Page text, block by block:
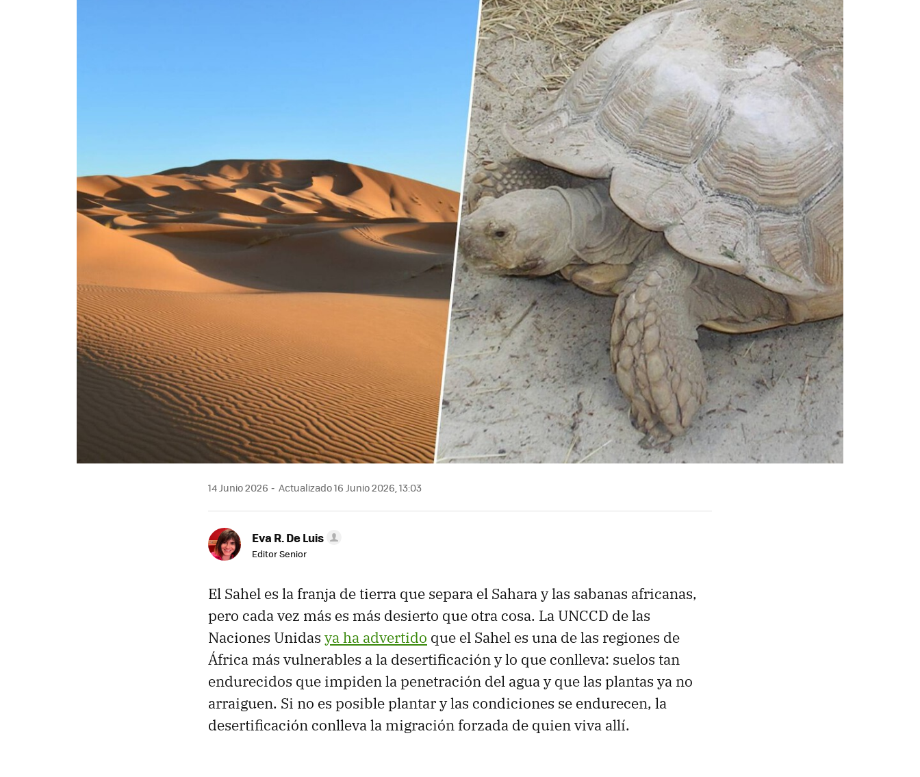
14 Junio 2026 Actualizado 16 Junio 2026, 13:03
Eva R. De Luis
Editor Senior
El Sahel es la franja de tierra que separa el Sahara y las sabanas africanas,
pero cada vez más es más desierto que otra cosa. La UNCCD de las
Naciones Unidas ya ha advertido que el Sahel es una de las regiones de
África más vulnerables a la desertificación y lo que conlleva: suelos tan
endurecidos que impiden la penetración del agua y que las plantas ya no
arraiguen. Si no es posible plantar y las condiciones se endurecen, la
desertificación conlleva la migración forzada de quien viva allí.